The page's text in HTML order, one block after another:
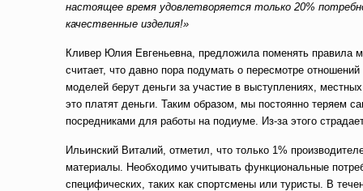
настоящее время удовлетворяется только 20%
качественные изделия!»
Кливер Юлия Евгеньевна, предложила поменять правила
считает, что давно пора подумать о пересмотре
моделей берут деньги за участие в выступлениях,
это платят деньги. Таким образом, мы постоянно теряем
посредниками для работы на подиуме. Из-за этого
Ильинский Виталий, отметил, что только 1%
материалы. Необходимо учитывать функциональные
специфических, таких как спортсмены или туристы. В